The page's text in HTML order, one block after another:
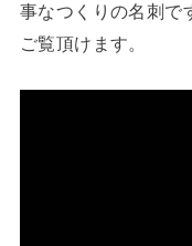
事なつくりの名刺で
ご覧頂けます。